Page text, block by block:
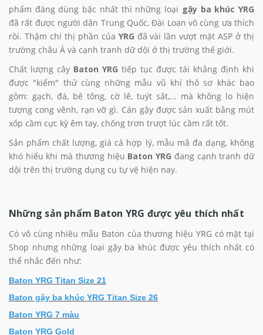
phẩm đáng dùng bậc nhất thì những loại gậy ba khúc YRG
đã rất được người dân Trung Quốc, Đài Loan vô cùng ưa thích
rồi. Thậm chí thị phần của YRG đã vài lần vượt mặt ASP ở thị
trường châu Á và cạnh tranh dữ dội ở thị trường thế giới.
Chất lượng cây Baton YRG tiếp tục được tái khẳng định khi
được "kiểm" thử cùng những mẫu vũ khí thô sơ khác bao
gồm: gạch, đá, bê tông, cờ lê, tuýt sắt,... mà không lo hiện
tượng cong vênh, rạn vỡ gì. Cán gậy được sản xuất bằng mút
xốp cầm cực kỳ êm tay, chống trơn trượt lúc cầm rất tốt.
Sản phẩm chất lượng, giá cả hợp lý, mẫu mã đa dạng, không
khó hiểu khi mà thương hiệu Baton YRG đang cạnh tranh dữ
dội trên thị trường dụng cụ tự vệ hiện nay.
Những sản phẩm Baton YRG được yêu thích nhất
Có vô cùng nhiều mẫu Baton của thương hiệu YRG có mặt tại
Shop nhưng những loại gậy ba khúc được yêu thích nhất có
thể nhắc đến như:
Baton YRG Titan Size 21
Baton gậy ba khúc YRG Titan Size 26
Baton YRG 7 màu
Baton YRG Gold